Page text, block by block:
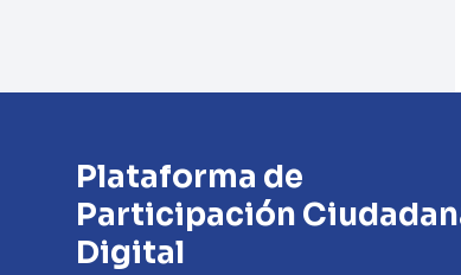
Plataforma de
Participación
Digital